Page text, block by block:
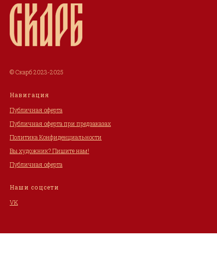
© Скарб 2023-2025
Навигация
Публичная оферта
Публичная оферта при предзаказах
Политика Конфиденциальности
Вы художник? Пишите нам!
Публичная оферта
Наши соцсети
VK